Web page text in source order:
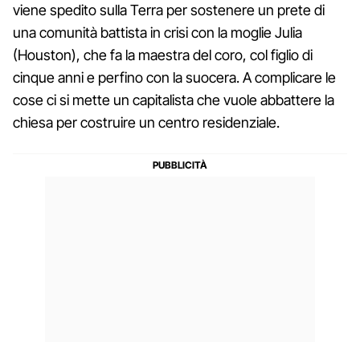
viene spedito sulla Terra per sostenere un prete di
una comunità battista in crisi con la moglie Julia
(Houston), che fa la maestra del coro, col figlio di
cinque anni e perfino con la suocera. A complicare le
cose ci si mette un capitalista che vuole abbattere la
chiesa per costruire un centro residenziale.